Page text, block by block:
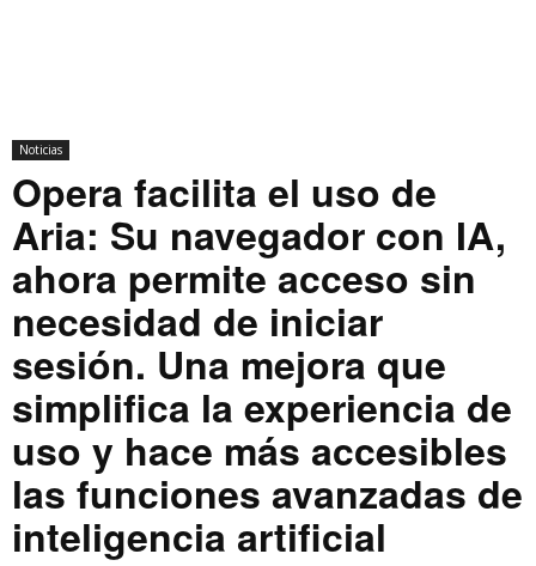
Noticias
Opera facilita el uso de
Aria: Su navegador con IA,
ahora permite acceso sin
necesidad de iniciar
sesión. Una mejora que
simplifica la experiencia de
uso y hace más accesibles
las funciones avanzadas de
inteligencia artificial